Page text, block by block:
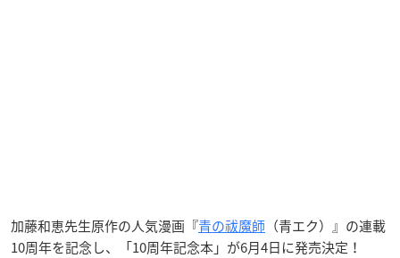
加藤和恵先生原作の人気漫画『青の祓魔師 （青エク）』の連載
10周年を記念し、「10周年記念本」が6月4日に発売決定！